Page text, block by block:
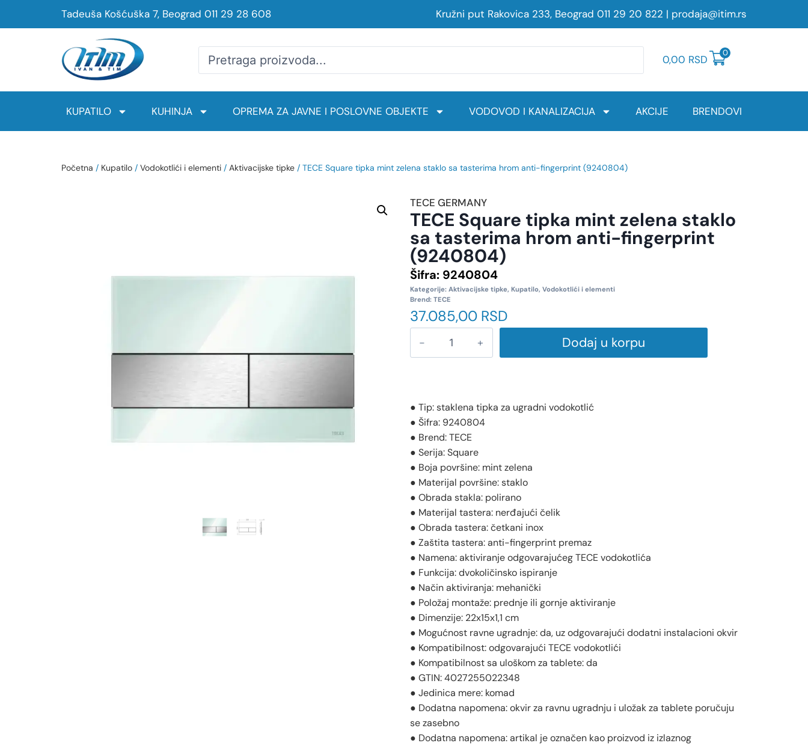
Tadeuša Košćuška 7, Beograd 011 29 28 608 Kružni put Rakovica 233, Beograd 011 29 20 822 | prodaja@itim.rs
0,00 RSD
0
KUPATILO KUHINJA OPREMA ZA JAVNE I POSLOVNE OBJEKTE VODOVOD I KANALIZACIJA AKCIJE BRENDOVI
Početna / Kupatilo / Vodokotlići i elementi / Aktivacijske tipke / TECE Square tipka mint zelena staklo sa tasterima hrom anti-fingerprint (9240804)
TECE GERMANY
TECE Square tipka mint zelena staklo
sa tasterima hrom anti-fingerprint
(9240804)
Šifra: 9240804
Kategorije: Aktivacijske tipke, Kupatilo, Vodokotlići i elementi
Brend: TECE
37.085,00 RSD
Dodaj u korpu
● Tip: staklena tipka za ugradni vodokotlić
● Šifra: 9240804
● Brend: TECE
● Serija: Square
● Boja površine: mint zelena
● Materijal površine: staklo
● Obrada stakla: polirano
● Materijal tastera: nerđajući čelik
● Obrada tastera: četkani inox
● Zaštita tastera: anti-fingerprint premaz
● Namena: aktiviranje odgovarajućeg TECE vodokotlića
● Funkcija: dvokoličinsko ispiranje
● Način aktiviranja: mehanički
● Položaj montaže: prednje ili gornje aktiviranje
● Dimenzije: 22x15x1,1 cm
● Mogućnost ravne ugradnje: da, uz odgovarajući dodatni instalacioni okvir
● Kompatibilnost: odgovarajući TECE vodokotlići
● Kompatibilnost sa uloškom za tablete: da
● GTIN: 4027255022348
● Jedinica mere: komad
● Dodatna napomena: okvir za ravnu ugradnju i uložak za tablete poručuju
se zasebno
● Dodatna napomena: artikal je označen kao proizvod iz izlaznog